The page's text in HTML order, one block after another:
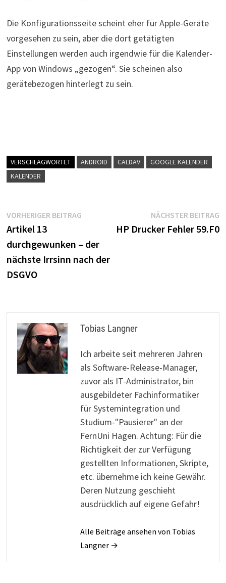
Die Konfigurationsseite scheint eher für Apple-Geräte
vorgesehen zu sein, aber die dort getätigten
Einstellungen werden auch irgendwie für die Kalender-
App von Windows „gezogen“. Sie scheinen also
gerätebezogen hinterlegt zu sein.
VERSCHLAGWORTET ANDROID CALDAV
GOOGLE KALENDER
KALENDER
Beitragsnavigation
VORHERIGER BEITRAGVorheriger
Artikel 13
durchgewunken – der
nächste Irrsinn nach der
DSGVO
NÄCHSTER BEITRAG
HP Drucker Fehler 59.F0
Tobias Langner
Ich arbeite seit mehreren Jahren
als Software-Release-Manager,
zuvor als IT-Administrator, bin
ausgebildeter Fachinformatiker
für Systemintegration und
Studium-"Pausierer" an der
FernUni Hagen. Achtung: Für die
Richtigkeit der zur Verfügung
gestellten Informationen, Skripte,
etc. übernehme ich keine Gewähr.
Deren Nutzung geschieht
ausdrücklich auf eigene Gefahr!
Alle Beiträge ansehen von Tobias
Langner →